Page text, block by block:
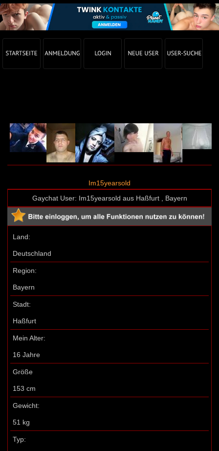
Im15yearsold
Gaychat User: Im15yearsold aus Haßfurt , Bayern
Land:
Deutschland
Region:
Bayern
Stadt:
Haßfurt
Mein Alter:
16 Jahre
Größe
153 cm
Gewicht:
51 kg
Typ: